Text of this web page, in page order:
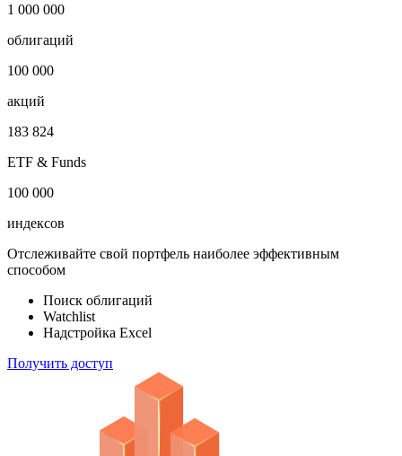
1 000 000
облигаций
100 000
акций
183 824
ETF & Funds
100 000
индексов
Отслеживайте свой портфель наиболее эффективным
способом
Поиск облигаций
Watchlist
Надстройка Excel
Получить доступ